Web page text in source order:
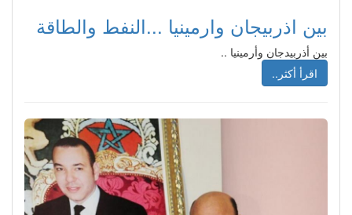
بين اذربيجان وارمينيا ...النفط والطاقة
بين أذربيدجان وأرمينيا ..
اقرأ أكثر..